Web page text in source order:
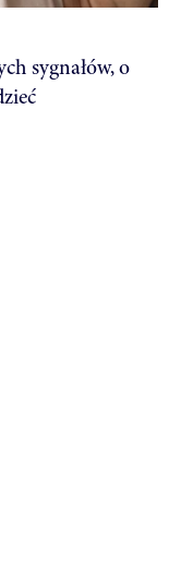
sygnałów, o